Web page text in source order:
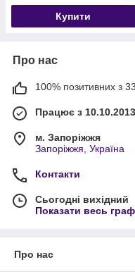
Купити
Про нас
100% позитивних з
Працює з 10.10.2013
м. Запоріжжя
Запоріжжя, Україна
Контакти
Сьогодні вихідний
Показати весь
Про нас